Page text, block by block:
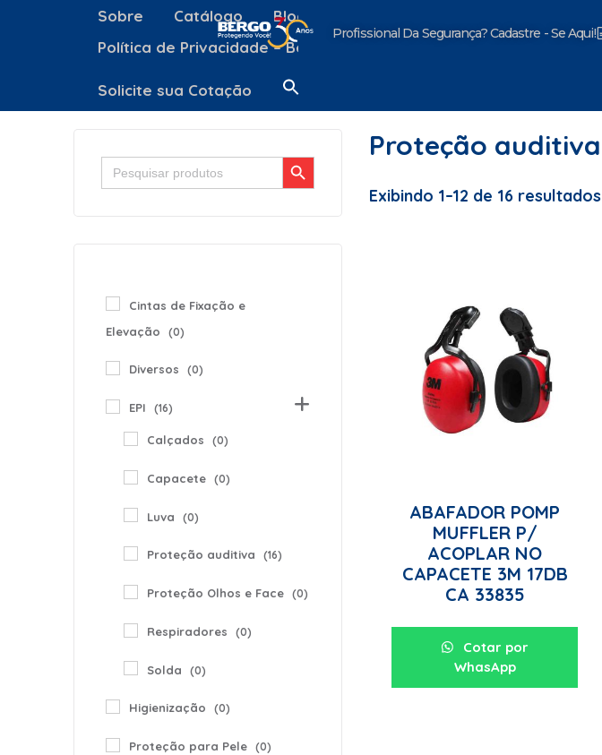
Profissional Da Segurança? Cadastre - Se Aqui!
Sobre Catálogo Blog
Política de Privacidade – Bergo Equipamentos
Solicite sua Cotação
Proteção auditiva
Exibindo 1–12 de 16 resultados
ABAFADOR POMP
MUFFLER P/
ACOPLAR NO
CAPACETE 3M 17DB
CA 33835
Cotar por
WhasApp
Search
for:
Search Button
Cintas de Fixação e
Elevação
(0)
Diversos (0)
EPI (16)
Calçados (0)
Capacete (0)
Luva (0)
Proteção auditiva (16)
Proteção Olhos e Face (0)
Respiradores (0)
Solda (0)
Higienização (0)
Proteção para Pele (0)